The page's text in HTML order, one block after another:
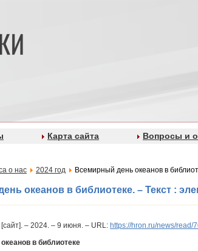
Карта сайта Вопросы и
о нас 2024 год Всемирный день океанов в
океанов в библиотеке. – Текст :
– 2024. – 9 июня. – URL: https://hron.ru/news/read/
в библиотеке